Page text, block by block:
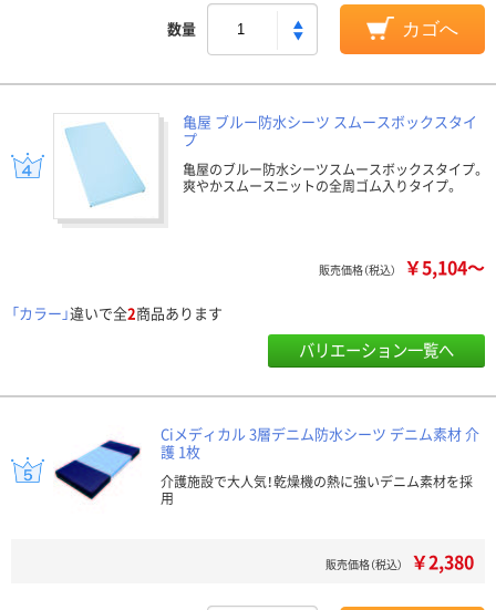
数量 カゴへ
亀屋 ブルー防水シーツ スムースボックスタイ
プ
亀屋のブルー防水シーツスムースボックスタイプ。
爽やかスムースニットの全周ゴム入りタイプ。
販売価格（税込） ￥5,104～
「カラー」違いで全2商品あります
バリエーション一覧へ
Ciメディカル 3層デニム防水シーツ デニム素材 介
護 1枚
介護施設で大人気！乾燥機の熱に強いデニム素材を採
用
販売価格（税込） ￥2,380